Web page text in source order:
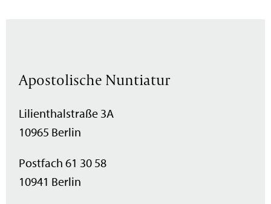
Apostolische Nuntiatur
Lilienthalstraße 3A
10965 Berlin
Postfach 61 30 58
10941 Berlin